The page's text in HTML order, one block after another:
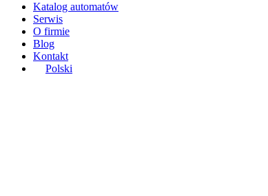
Katalog automatów
Serwis
O firmie
Blog
Kontakt
Polski